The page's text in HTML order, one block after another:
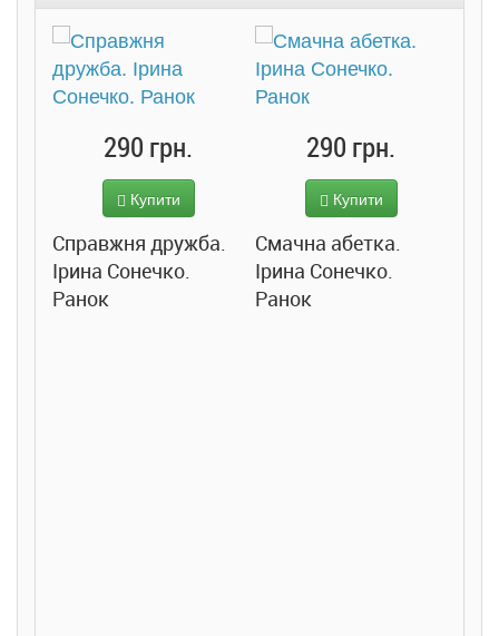
290 грн.
Купити
Справжня дружба.
Ірина Сонечко.
Ранок
290 грн.
Купити
Смачна абетка.
Ірина Сонечко.
Ранок